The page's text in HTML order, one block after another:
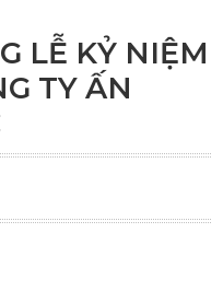
LỄ KỶ NIỆM
TY ẤN